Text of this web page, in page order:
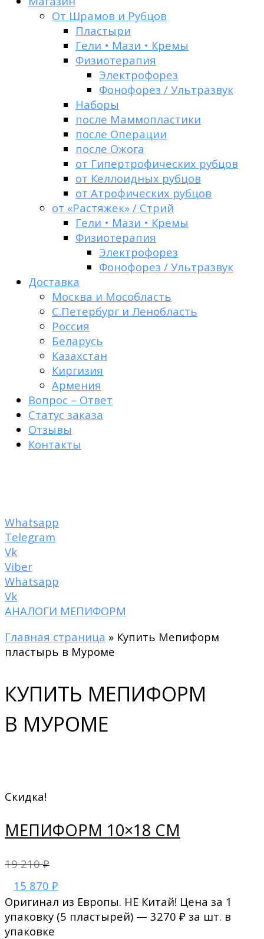
От Шрамов и Рубцов
Пластыри
Гели • Мази • Кремы
Физиотерапия
Электрофорез
Фонофорез / Ультразвук
Наборы
после Маммопластики
после Операции
после Ожога
от Гипертрофических рубцов
от Келлоидных рубцов
от Атрофических рубцов
от «Растяжек» / Стрий
Гели • Мази • Кремы
Физиотерапия
Электрофорез
Фонофорез / Ультразвук
Доставка
Москва и Мособласть
С.Петербург и Ленобласть
Россия
Беларусь
Казахстан
Киргизия
Армения
Вопрос – Ответ
Статус заказа
Отзывы
Контакты
Whatsapp
Telegram
Vk
Viber
Whatsapp
Vk
АНАЛОГИ МЕПИФОРМ
Главная страница » Купить Мепиформ
пластырь в Муроме
КУПИТЬ МЕПИФОРМ
В МУРОМЕ
Скидка!
МЕПИФОРМ 10×18 СМ
19 210₽
15 870 ₽
Оригинал из Европы. НЕ Китай! Цена за 1
упаковку (5 пластырей) — 3270 ₽ за шт. в
упаковке